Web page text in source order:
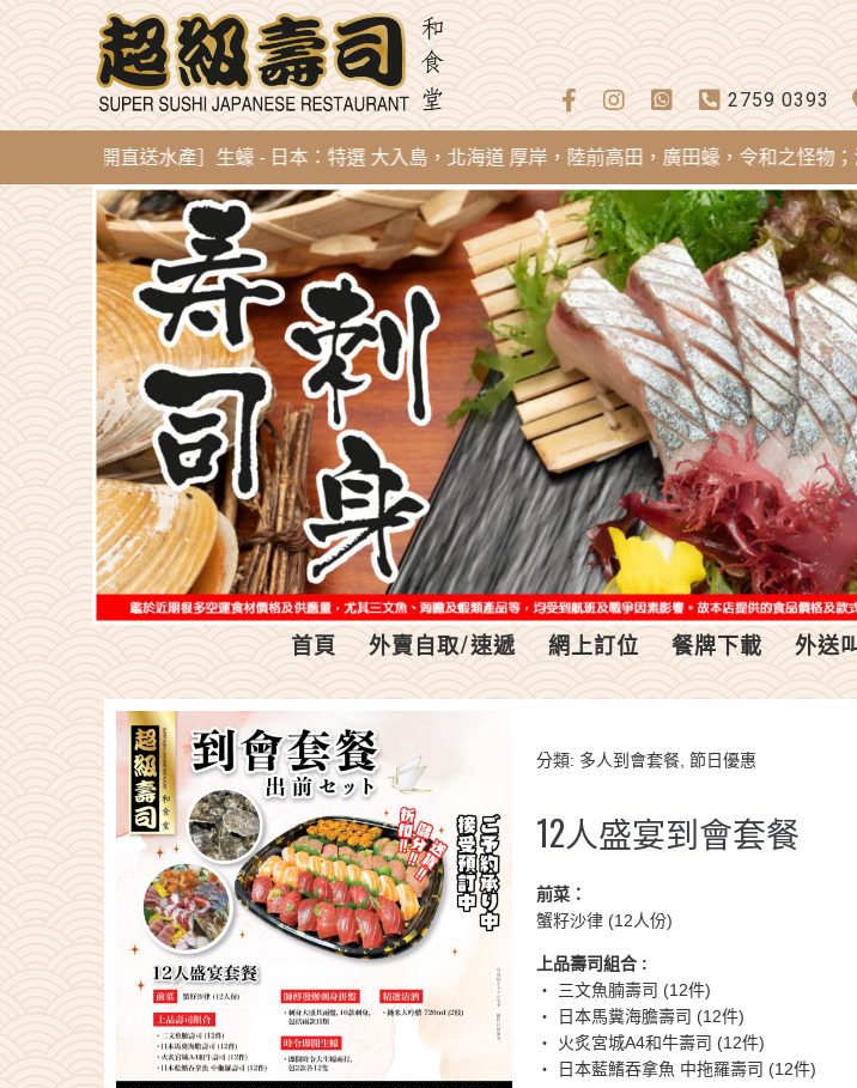
2759 0393
開直送水產］生蠔 - 日本：特選 大入島，北海道 厚岸，陸前高田，廣田蠔，令和之怪物；法國
首頁 外賣自取/速遞 網上訂位 餐牌下載 外送
分類: 多人到會套餐 節日優惠
12人盛宴到會套餐
前菜：
蟹籽沙律 (12人份)
上品壽司組合 :
・ 三文魚腩壽司 (12件)
・ 日本馬糞海膽壽司 (12件)
・ 火炙宮城A4和牛壽司 (12件)
・ 日本藍鰭吞拿魚 中拖羅壽司 (12件)